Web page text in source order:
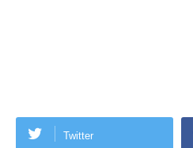
Twitter